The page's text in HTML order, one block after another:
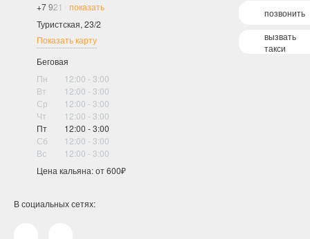
+7 921 658-10-75
показать
Туристская, 23/2
Показать карту
Беговая
Пн
12:00 - 3:00
Вт
12:00 - 3:00
Ср
12:00 - 3:00
Чт
12:00 - 3:00
Пт
12:00 - 3:00
Сб
12:00 - 3:00
Вс
12:00 - 3:00
Цена кальяна: от 600₽
В социальных сетях:
позвонить
вызвать
такси